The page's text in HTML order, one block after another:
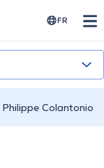
FR
Philippe Colantonio